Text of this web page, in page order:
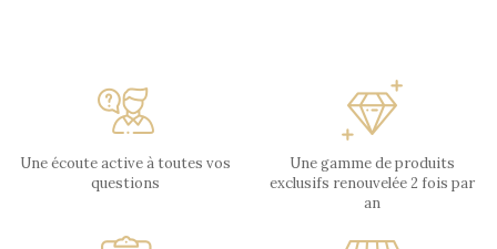
Une écoute active à toutes vos
questions
Une gamme de produits
exclusifs renouvelée 2 fois par
an